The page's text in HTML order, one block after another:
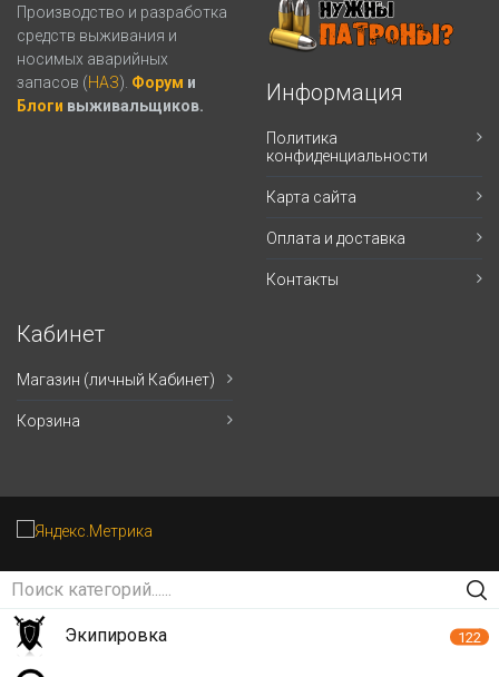
Производство и разработка
средств выживания и
носимых аварийных
запасов (НАЗ). Форум и
Блоги выживальщиков.
Информация
Политика
конфиденциальности
Карта сайта
Оплата и доставка
Контакты
Кабинет
Магазин (личный Кабинет)
Корзина
Экипировка 122